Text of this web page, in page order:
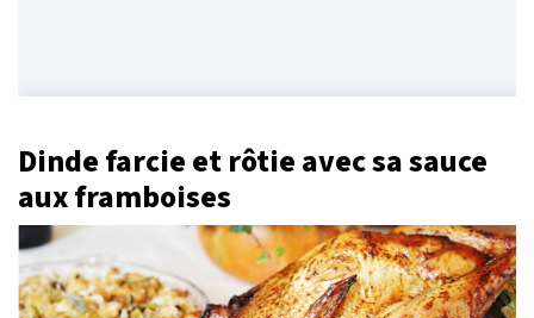
Dinde farcie et rôtie avec sa sauce
aux framboises